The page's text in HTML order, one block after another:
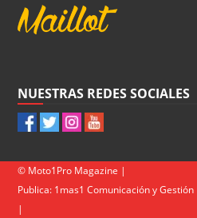
NUESTRAS REDES SOCIALES
© Moto1Pro Magazine |
Publica: 1mas1 Comunicación y Gestión
|